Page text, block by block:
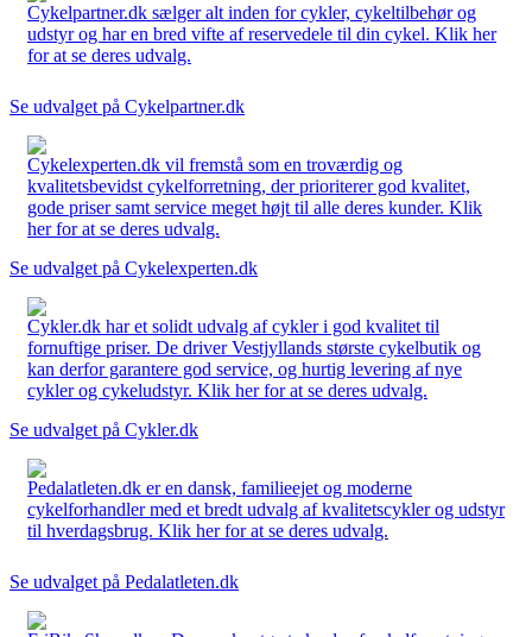
Cykelpartner.dk sælger alt inden for cykler, cykeltilbehør og
udstyr og har en bred vifte af reservedele til din cykel. Klik her
for at se deres udvalg.
Se udvalget på Cykelpartner.dk
Cykelexperten.dk vil fremstå som en troværdig og
kvalitetsbevidst cykelforretning, der prioriterer god kvalitet,
gode priser samt service meget højt til alle deres kunder. Klik
her for at se deres udvalg.
Se udvalget på Cykelexperten.dk
Cykler.dk har et solidt udvalg af cykler i god kvalitet til
fornuftige priser. De driver Vestjyllands største cykelbutik og
kan derfor garantere god service, og hurtig levering af nye
cykler og cykeludstyr. Klik her for at se deres udvalg.
Se udvalget på Cykler.dk
Pedalatleten.dk er en dansk, familieejet og moderne
cykelforhandler med et bredt udvalg af kvalitetscykler og udstyr
til hverdagsbrug. Klik her for at se deres udvalg.
Se udvalget på Pedalatleten.dk